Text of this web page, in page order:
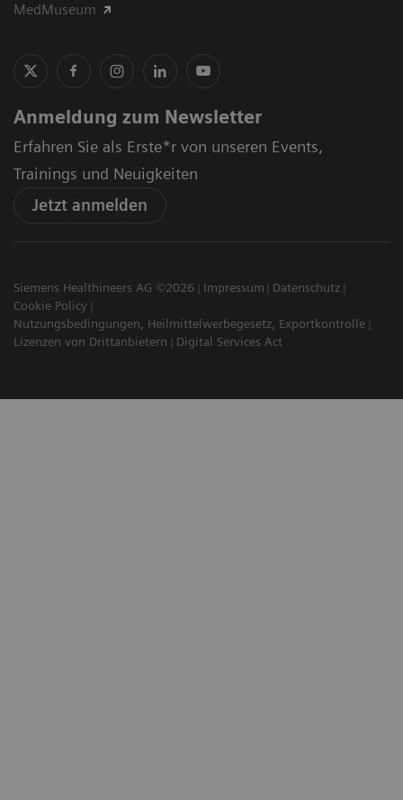
MedMuseum
Anmeldung zum Newsletter
Erfahren Sie als Erste*r von unseren Events,
Trainings und Neuigkeiten
Jetzt anmelden
Siemens Healthineers AG ©2026 Impressum
Datenschutz
Cookie Policy
Nutzungsbedingungen, Heilmittelwerbegesetz, Exportkontrolle
Lizenzen von Drittanbietern
Digital Services Act